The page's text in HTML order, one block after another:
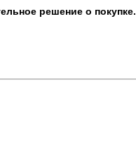
решение о покупке.